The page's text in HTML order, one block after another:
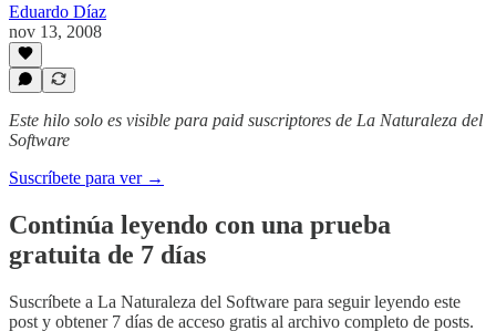
Eduardo Díaz
nov 13, 2008
Este hilo solo es visible para paid suscriptores de La Naturaleza del
Software
Suscríbete para ver →
Continúa leyendo con una prueba
gratuita de 7 días
Suscríbete a La Naturaleza del Software para seguir leyendo este
post y obtener 7 días de acceso gratis al archivo completo de posts.